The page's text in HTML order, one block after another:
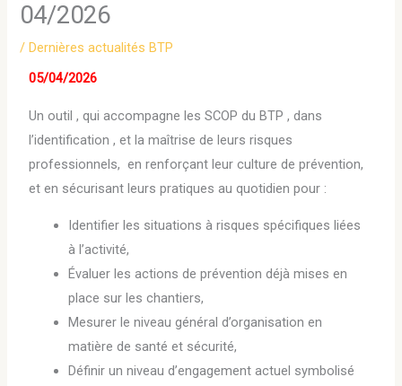
04/2026
/Dernières actualités BTP
05/04/2026
Un outil , qui accompagne les SCOP du BTP , dans
l’identification , et la maîtrise de leurs risques
professionnels, en renforçant leur culture de prévention,
et en sécurisant leurs pratiques au quotidien pour :
Identifier les situations à risques spécifiques liées
à l’activité,
Évaluer les actions de prévention déjà mises en
place sur les chantiers,
Mesurer le niveau général d’organisation en
matière de santé et sécurité,
Définir un niveau d’engagement actuel symbolisé